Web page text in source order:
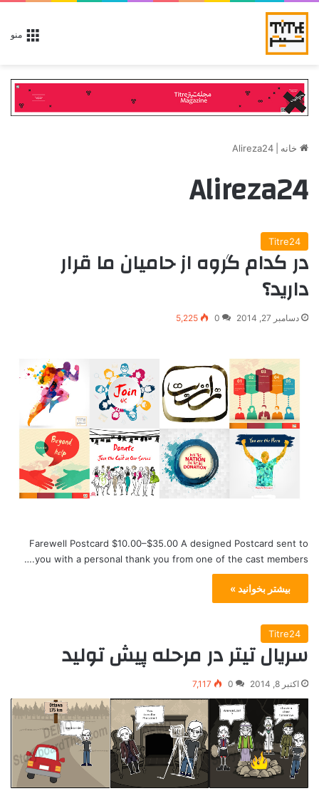
منو
خانه Alireza24
Alireza24
Titre24
در کدام گروه از حامیان ما قرار
دارید؟
دسامبر 27, 2014 0
5,225
Farewell Postcard $10.00–$35.00 A designed Postcard sent to
you with a personal thank you from one of the cast members.…
بیشتر بخوانید »
Titre24
سریال تیتر در مرحله پیش تولید
اکتبر 8, 2014 0
7,117